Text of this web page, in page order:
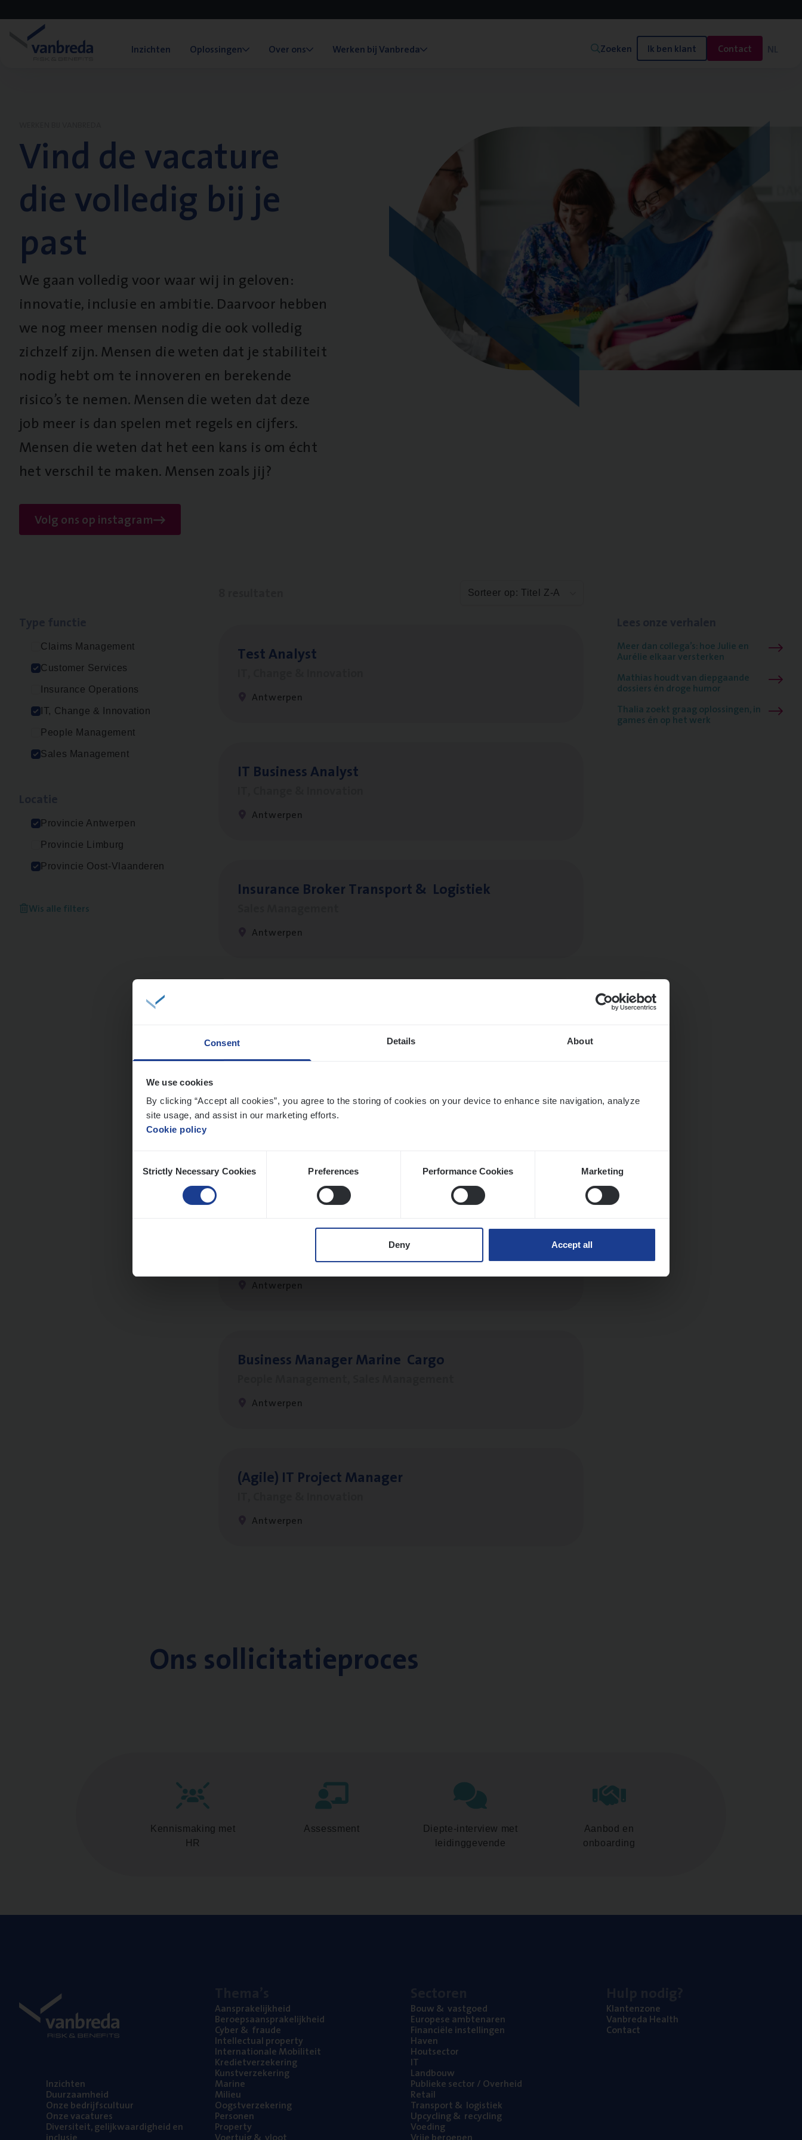
Consent Details About
We use cookies
By clicking “Accept all cookies”, you agree to the storing of cookies on your device to enhance site navigation, analyze
site usage, and assist in our marketing efforts.
Cookie policy
Selection
Strictly Necessary Cookies Preferences Performance Cookies Marketing
Deny Accept all
Inzichten Oplossingen Over ons Werken bij Vanbreda Zoeken Ik ben klant Contact NL
Vind de vacature
die volledig bij je
past
We gaan volledig voor waar wij in geloven:
innovatie, inclusie en ambitie. Daarvoor hebben
we nog meer mensen nodig die ook volledig
zichzelf zijn. Mensen die weten dat je stabiliteit
nodig hebt om te innoveren en berekende
risico’s te nemen. Mensen die weten dat deze
job meer is dan spelen met regels en cijfers.
Mensen die weten dat het een kans is om écht
het verschil te maken. Mensen zoals jij?
Volg ons op instagram
Claims Management
Customer Services
Insurance Operations
IT, Change & Innovation
People Management
Sales Management
Provincie Antwerpen
Provincie Limburg
Provincie Oost-Vlaanderen
Wis alle filters
Sorteer op: Titel Z-A
Test Ana­lyst
Antwerpen
IT Busi­ness Analyst
Antwerpen
Insu­ran­ce Bro­ker Trans­port& Logistiek
Antwerpen
Cus­to­mer Care Expert Hospitalisatieverzekeringen
Antwerpen
Cor­po­ra­te Insu­ran­ce Bro­ker Property
Sales Management
Antwerpen
Busi­ness Mana­ger Mari­ne Cargo
Antwerpen
(Agi­le) IT Pro­ject Manager
Antwerpen
Meer dan collega’s: hoe Julie en
Aurélie elkaar versterken
Mathias houdt van diepgaande
dossiers én droge humor
Thalia zoekt graag oplossingen, in
games én op het werk
Ons sollicitatieproces
Kennismaking met
HR
Assessment
Diepte-interview met
leidinggevende
Aanbod en
onboarding
Inzich­ten
Duur­zaam­heid
Onze bedrijfs­cul­tuur
Onze vaca­tu­res
Diver­si­teit, gelijk­waar­dig­heid en
Aan­spra­ke­lijk­heid
Beroeps­aan­spra­ke­lijk­heid
Cyber& fraude
Intel­lec­tu­al property
Inter­na­ti­o­na­le Mobiliteit
Kre­diet­ver­ze­ke­ring
Kunst­ver­ze­ke­ring
Mari­ne
Mili­eu
Oogst­ver­ze­ke­ring
Per­so­nen
Pro­per­ty
Bouw& vastgoed
Euro­pe­se ambtenaren
Finan­ci­ë­le instellingen
Haven
Hout­sec­tor
IT
Land­bouw
Publie­ke sec­tor / Overheid
Retail
Trans­port& logistiek
Upcy­cling& recycling
Voe­ding
Klan­ten­zo­ne
Van­b­re­da Health
Con­tact